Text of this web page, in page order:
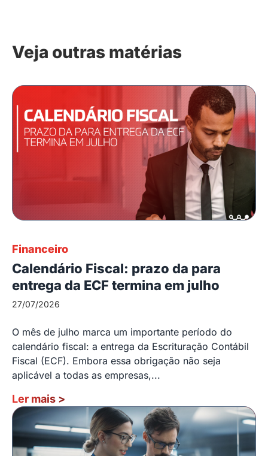
Veja outras matérias
Financeiro
Calendário Fiscal: prazo da para
entrega da ECF termina em julho
27/07/2026
O mês de julho marca um importante período do
calendário fiscal: a entrega da Escrituração Contábil
Fiscal (ECF). Embora essa obrigação não seja
aplicável a todas as empresas,...
Ler mais >